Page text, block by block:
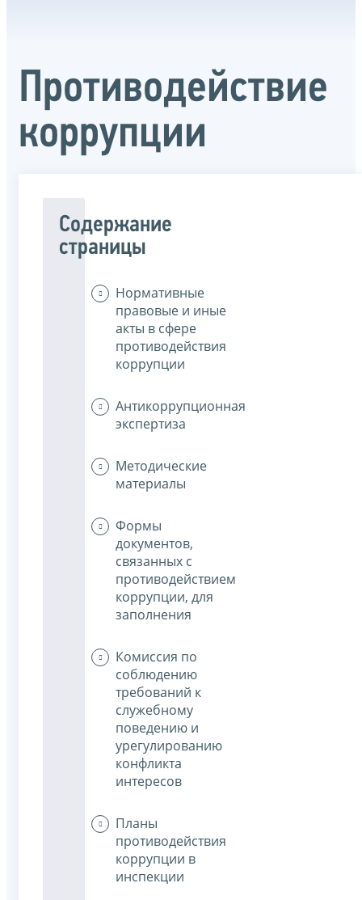
Противодействие
коррупции
Содержание
страницы
Нормативные
правовые и иные
акты в сфере
противодействия
коррупции
Антикоррупционная
экспертиза
Методические
материалы
Формы
документов,
связанных с
противодействием
коррупции, для
заполнения
Комиссия по
соблюдению
требований к
служебному
поведению и
урегулированию
конфликта
интересов
Планы
противодействия
коррупции в
инспекции